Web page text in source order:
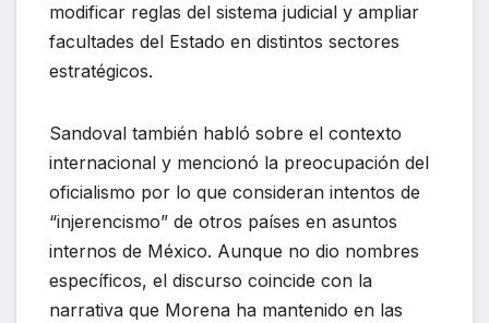
modificar reglas del sistema judicial y ampliar
facultades del Estado en distintos sectores
estratégicos.
Sandoval también habló sobre el contexto
internacional y mencionó la preocupación del
oficialismo por lo que consideran intentos de
“injerencismo” de otros países en asuntos
internos de México. Aunque no dio nombres
específicos, el discurso coincide con la
narrativa que Morena ha mantenido en las